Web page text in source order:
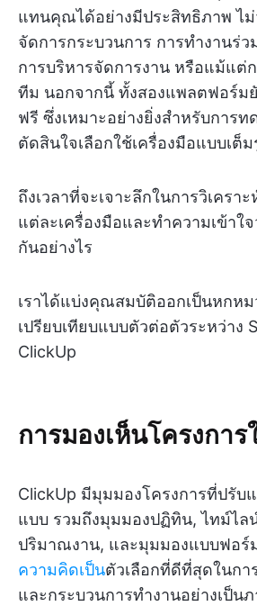
แทนคุณได้อย่างมีประสิทธิภาพ ไม่
จัดการกระบวนการ การทำงานร่ว
การบริหารจัดการงาน หรือแม้แต่
ทีม นอกจากนี้ ทั้งสองแพลตฟอร์ม
ฟรี ซึ่งเหมาะอย่างยิ่งสำหรับการท
ตัดสินใจเลือกใช้เครื่องมือแบบเต็
ถึงเวลาที่จะเจาะลึกในการวิเคร
แต่ละเครื่องมือและทำความเข้าใ
กันอย่างไร
เราได้แบ่งคุณสมบัติออกเป็นหกห
เปรียบเทียบแบบตัวต่อตัวระหว่าง
ClickUp
การมองเห็นโครงกา
ClickUp มีมุมมองโครงการที่ปรับ
แบบ รวมถึงมุมมองปฏิทิน, ไทม์ไล
ปริมาณงาน, และมุมมองแบบฟอร์
ความคิดเป็นตัวเลือกที่ดีที่สุดในกา
และกระบวนการทำงานอย่างเป็น